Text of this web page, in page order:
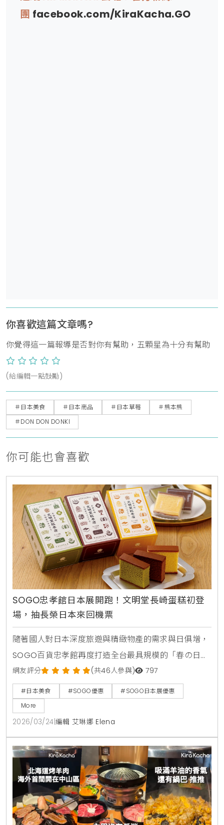
團 facebook.com/KiraKacha.GO
你喜歡這篇文章嗎?
你覺得這一篇報導是否對你有幫助，五顆星為十分有幫助
(給編輯一點鼓勵)
＃日本美食 ＃日本商品 ＃日本草莓
＃熊本熊
＃DON DON DONKI
你可能也會喜歡
SOGO忠孝館日本展開跑！文明堂長崎蛋糕初登
場，抽長榮日本來回機票
隨著國人對日本深度旅遊與精緻物產的需求與日俱增，
SOGO百貨忠孝館再度打造全台最具規模的「春の日本
展」，本次不僅集結近百家品牌，更邀請多達46位職人
來台，完美復刻東瀛街頭風味 。KiraKacha去啦！創辦
人梁翔渝表示，現今消費者更在意「產地直送」與「現
場實演」的真實感，SOGO透過職人工藝與初登場品牌
如文明堂、Henri Charpentier的引進，成功從單純的
商品展售轉型為深度文化交流平台，
網友評分 (共46人參與) 797
#日本美食 #SOGO優惠
#SOGO日本展優惠
More
2026/03/24 編輯 艾琳娜 Elena